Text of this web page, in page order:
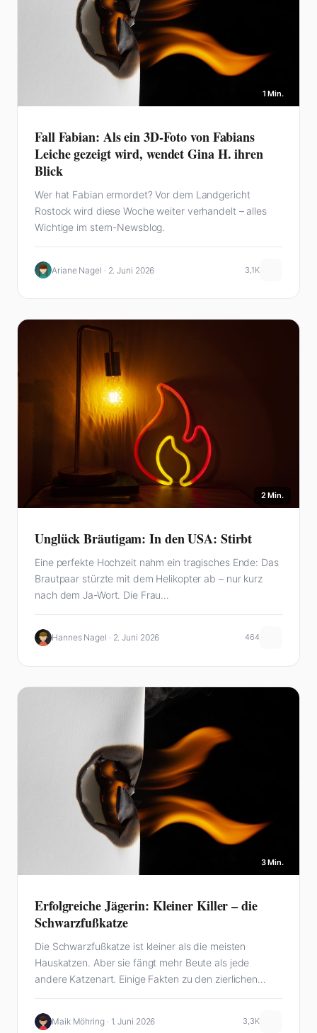
1 Min.
Fall Fabian: Als ein 3D-Foto von Fabians
Leiche gezeigt wird, wendet Gina H. ihren
Blick
Wer hat Fabian ermordet? Vor dem Landgericht
Rostock wird diese Woche weiter verhandelt – alles
Wichtige im stern-Newsblog.
Ariane Nagel · 2. Juni 2026 3,1K
2 Min.
Unglück Bräutigam: In den USA: Stirbt
Eine perfekte Hochzeit nahm ein tragisches Ende: Das
Brautpaar stürzte mit dem Helikopter ab – nur kurz
nach dem Ja-Wort. Die Frau…
Hannes Nagel · 2. Juni 2026 464
3 Min.
Erfolgreiche Jägerin: Kleiner Killer – die
Schwarzfußkatze
Die Schwarzfußkatze ist kleiner als die meisten
Hauskatzen. Aber sie fängt mehr Beute als jede
andere Katzenart. Einige Fakten zu den zierlichen
Maik Möhring · 1. Juni 2026 3,3K